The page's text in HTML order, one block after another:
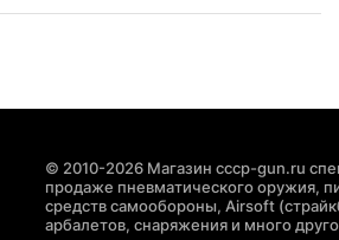
© 2010-2026 Магазин cccp-gun.ru
продаже пневматического оружия,
средств самообороны, Airsoft
арбалетов, снаряжения и много